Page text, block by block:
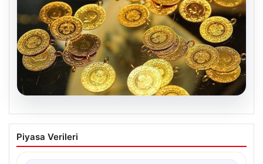
07.08.2026
Altın fiyatları canlı 7 Nisan 2026: Altın
fiyatları bugün ne kadar oldu?
Piyasa Verileri